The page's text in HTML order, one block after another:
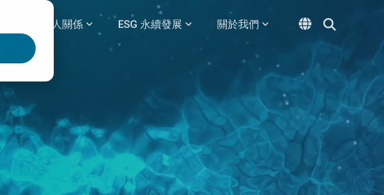
投資人關係 ESG 永續發展 關於我們